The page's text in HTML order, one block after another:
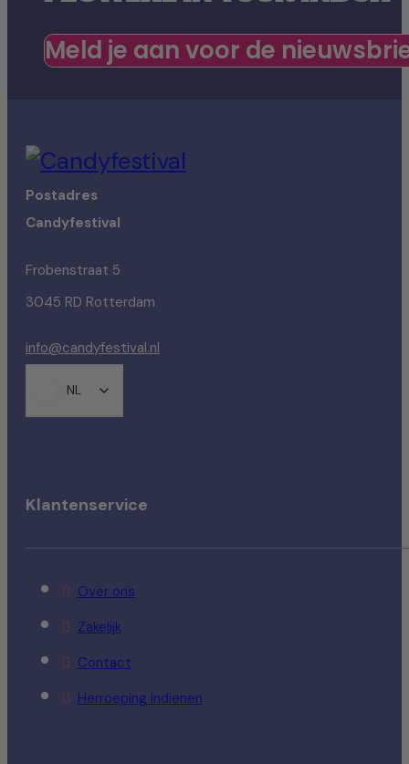
Meld je aan voor de
Postadres
Candyfestival
Frobenstraat 5
3045 RD Rotterdam
info@candyfestival.nl
NL
Klantenservice
Over ons
Zakelijk
Contact
Herroeping indienen